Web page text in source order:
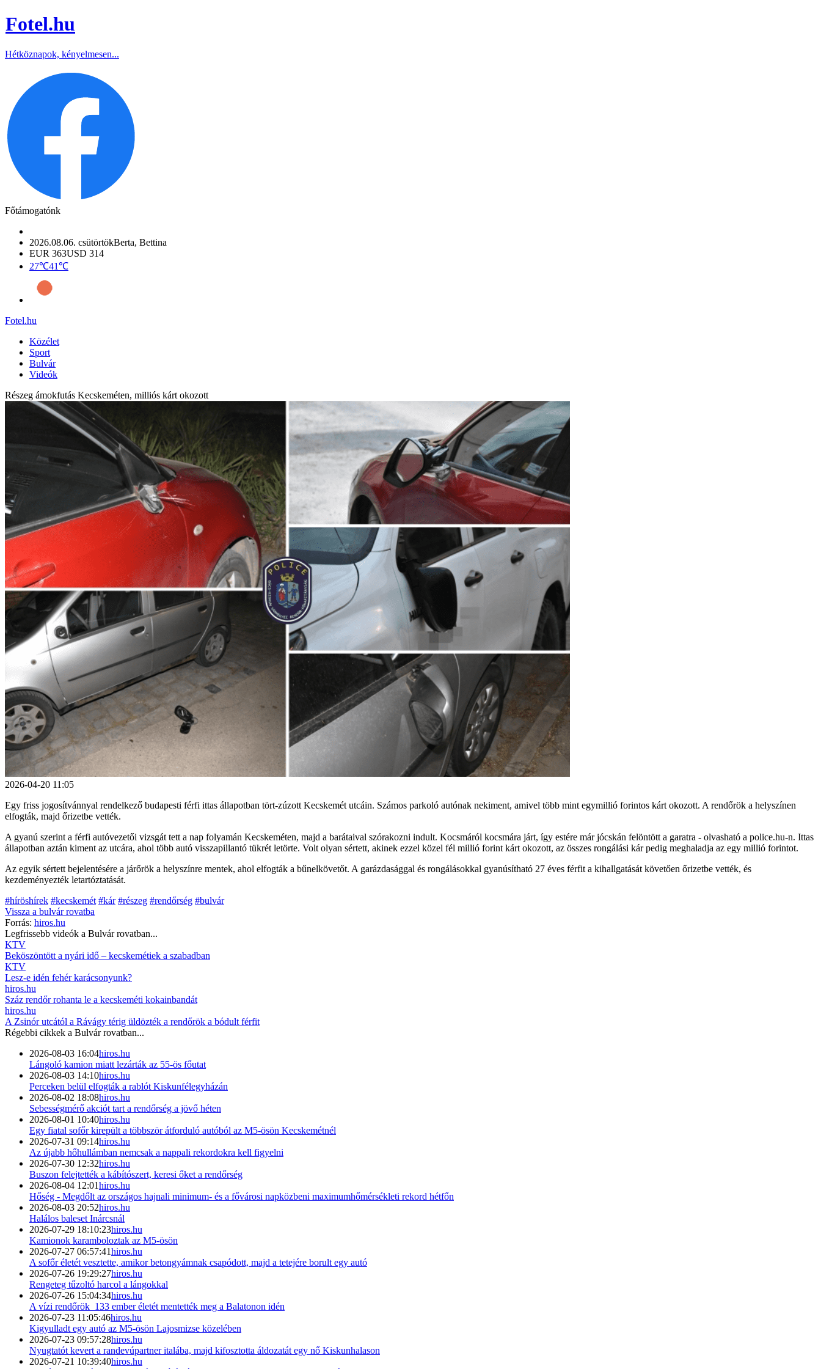
Fotel.hu
Hétköznapok, kényelmesen...
Főtámogatónk
2026.08.06. csütörtökBerta, Bettina
EUR 363USD 314
27℃41℃
Fotel.hu
Közélet
Sport
Bulvár
Videók
Részeg ámokfutás Kecskeméten, milliós kárt okozott
2026-04-20 11:05
Egy friss jogosítvánnyal rendelkező budapesti férfi ittas állapotban tört-zúzott Kecskemét utcáin. Számos parkoló autónak nekiment, amivel több mint egymillió forintos kárt okozott. A rendőrök a helyszínen
elfogták, majd őrizetbe vették.
A gyanú szerint a férfi autóvezetői vizsgát tett a nap folyamán Kecskeméten, majd a barátaival szórakozni indult. Kocsmáról kocsmára járt, így estére már jócskán felöntött a garatra - olvasható a police.hu-n. Ittas
állapotban aztán kiment az utcára, ahol több autó visszapillantó tükrét letörte. Volt olyan sértett, akinek ezzel közel fél millió forint kárt okozott, az összes rongálási kár pedig meghaladja az egy millió forintot.
Az egyik sértett bejelentésére a járőrök a helyszínre mentek, ahol elfogták a bűnelkövetőt. A garázdasággal és rongálásokkal gyanúsítható 27 éves férfit a kihallgatását követően őrizetbe vették, és
kezdeményezték letartóztatását.
#híröshírek #kecskemét #kár #részeg #rendőrség #bulvár
Vissza a bulvárrovatba
Forrás: hiros.hu
Legfrissebb videók a Bulvárrovatban...
KTV
Beköszöntött a nyári idő – kecskemétiek a szabadban
KTV
Lesz-e idén fehér karácsonyunk?
hiros.hu
Száz rendőr rohanta le a kecskeméti kokainbandát
hiros.hu
A Zsinór utcától a Rávágy térig üldözték a rendőrök a bódult férfit
Régebbi cikkek a Bulvárrovatban...
2026-08-03 16:04hiros.hu
Lángoló kamion miatt lezárták az 55-ös főutat
2026-08-03 14:10hiros.hu
Perceken belül elfogták a rablót Kiskunfélegyházán
2026-08-02 18:08hiros.hu
Sebességmérő akciót tart a rendőrség a jövő héten
2026-08-01 10:40hiros.hu
Egy fiatal sofőr kirepült a többször átforduló autóból az M5-ösön Kecskemétnél
2026-07-31 09:14hiros.hu
Az újabb hőhullámban nemcsak a nappali rekordokra kell figyelni
2026-07-30 12:32hiros.hu
Buszon felejtették a kábítószert, keresi őket a rendőrség
2026-08-04 12:01hiros.hu
Hőség - Megdőlt az országos hajnali minimum- és a fővárosi napközbeni maximumhőmérsékleti rekord hétfőn
2026-08-03 20:52hiros.hu
Halálos baleset Inárcsnál
2026-07-29 18:10:23hiros.hu
Kamionok karamboloztak az M5-ösön
2026-07-27 06:57:41hiros.hu
A sofőr életét vesztette, amikor betongyámnak csapódott, majd a tetejére borult egy autó
2026-07-26 19:29:27hiros.hu
Rengeteg tűzoltó harcol a lángokkal
2026-07-26 15:04:34hiros.hu
A vízi rendőrök 133 ember életét mentették meg a Balatonon idén
2026-07-23 11:05:46hiros.hu
Kigyulladt egy autó az M5-ösön Lajosmizse közelében
2026-07-23 09:57:28hiros.hu
Nyugtatót kevert a randevúpartner italába, majd kifosztotta áldozatát egy nő Kiskunhalason
2026-07-21 10:39:40hiros.hu